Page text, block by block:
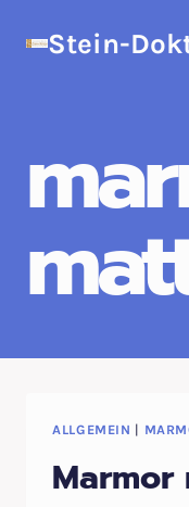
InhaltStein-
ALLGEMEIN |